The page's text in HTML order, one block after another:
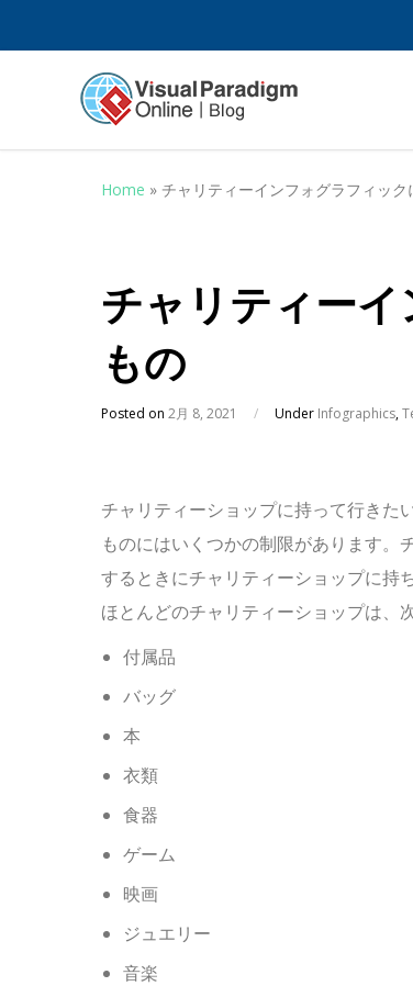
Home » チャリティーインフォグラフィッ
チャリティー
もの
Posted on 2月 8, 2021 / Under Infographics,
チャリティーショップに持って行きた
ものにはいくつかの制限があります
するときにチャリティーショップに持
ほとんどのチャリティーショップは、
付属品
バッグ
本
衣類
食器
ゲーム
映画
ジュエリー
音楽